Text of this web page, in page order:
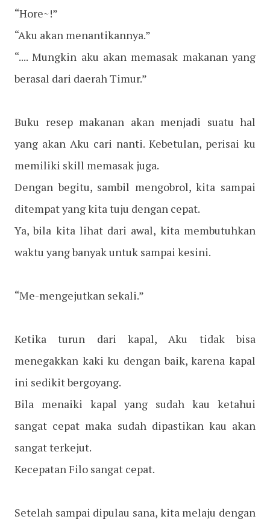
“Hore~!”
“Aku akan menantikannya.”
“.... Mungkin aku akan memasak makanan yang
berasal dari daerah Timur.”
Buku resep makanan akan menjadi suatu hal
yang akan Aku cari nanti. Kebetulan, perisai ku
memiliki skill memasak juga.
Dengan begitu, sambil mengobrol, kita sampai
ditempat yang kita tuju dengan cepat.
Ya, bila kita lihat dari awal, kita membutuhkan
waktu yang banyak untuk sampai kesini.
“Me-mengejutkan sekali.”
Ketika turun dari kapal, Aku tidak bisa
menegakkan kaki ku dengan baik, karena kapal
ini sedikit bergoyang.
Bila menaiki kapal yang sudah kau ketahui
sangat cepat maka sudah dipastikan kau akan
sangat terkejut.
Kecepatan Filo sangat cepat.
Setelah sampai dipulau sana, kita melaju dengan